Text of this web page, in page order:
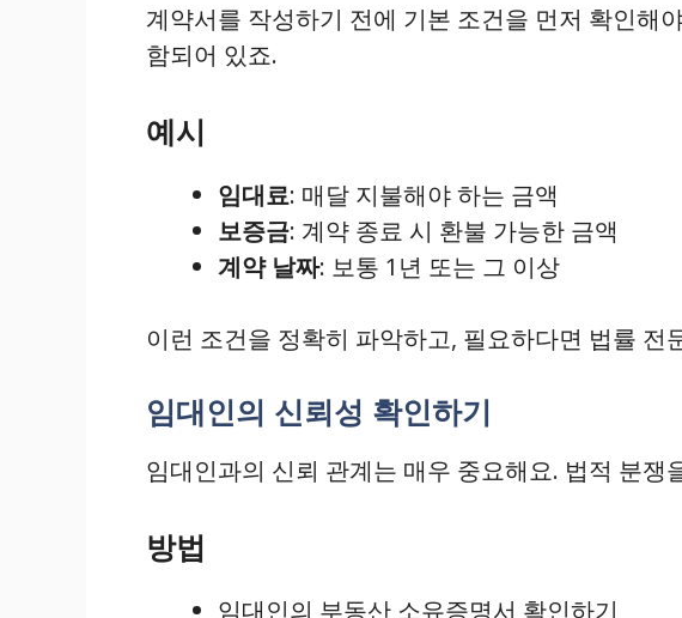
계약서를 작성하기 전에 기본 조건을 먼저 확인해
함되어 있죠.
예시
임대료: 매달 지불해야 하는 금액
보증금: 계약 종료 시 환불 가능한 금액
계약 날짜: 보통 1년 또는 그 이상
이런 조건을 정확히 파악하고, 필요하다면 법률
임대인의 신뢰성 확인하기
임대인과의 신뢰 관계는 매우 중요해요. 법적 분
방법
임대인의 부동산 소유증명서 확인하기